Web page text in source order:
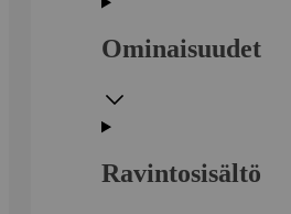
Ominaisuudet
Ravintosisältö